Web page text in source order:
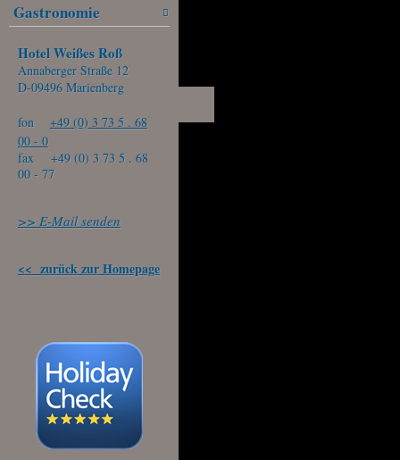
Gastronomie
Hotel Weißes Roß
Annaberger Straße 12
D-09496 Marienberg
fon
+49 (0) 3 73 5 . 68
00 - 0
fax +49 (0) 3 73 5 . 68
00 - 77
>> E-Mail senden
<< zurück zur Homepage